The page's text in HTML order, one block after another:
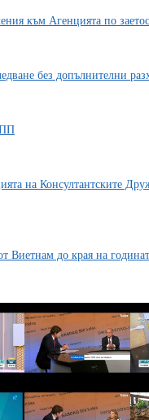
към Агенцията по
без допълнителни
на Консултантските
Виетнам до края на